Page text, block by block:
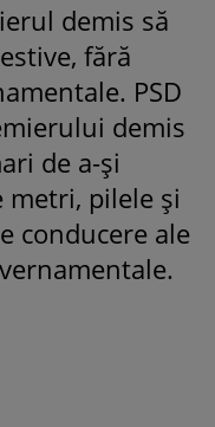
demis să
fără
PSD
demis
de a-şi
metri, pilele şi
conducere ale